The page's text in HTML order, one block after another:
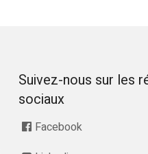
Suivez-nous sur les
sociaux
Facebook